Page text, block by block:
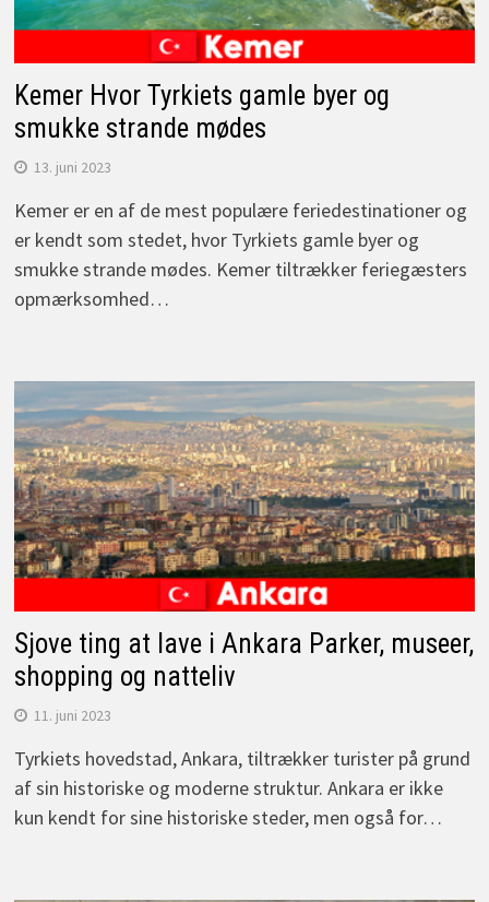
Kemer Hvor Tyrkiets gamle byer og
smukke strande mødes
13. juni 2023
Kemer er en af de mest populære feriedestinationer og
er kendt som stedet, hvor Tyrkiets gamle byer og
smukke strande mødes. Kemer tiltrækker feriegæsters
opmærksomhed…
Sjove ting at lave i Ankara Parker, museer,
shopping og natteliv
11. juni 2023
Tyrkiets hovedstad, Ankara, tiltrækker turister på grund
af sin historiske og moderne struktur. Ankara er ikke
kun kendt for sine historiske steder, men også for…